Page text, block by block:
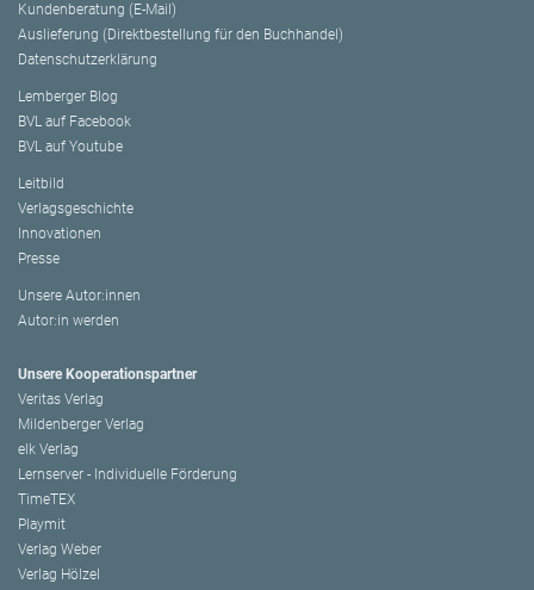
Kundenberatung (E-Mail)
Auslieferung (Direktbestellung für den Buchhandel)
Datenschutzerklärung
Lemberger Blog
BVL auf Facebook
BVL auf Youtube
Leitbild
Verlagsgeschichte
Innovationen
Presse
Unsere Autor:innen
Autor:in werden
Unsere Kooperationspartner
Veritas Verlag
Mildenberger Verlag
elk Verlag
Lernserver - Individuelle Förderung
TimeTEX
Playmit
Verlag Weber
Verlag Hölzel